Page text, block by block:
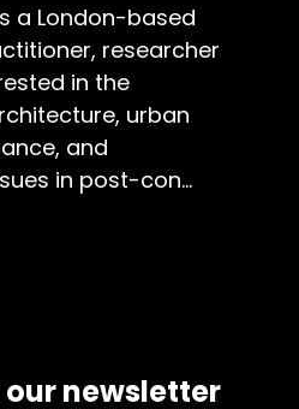
a London-based
researcher
in the
urban
and
in post-con...
our newsletter